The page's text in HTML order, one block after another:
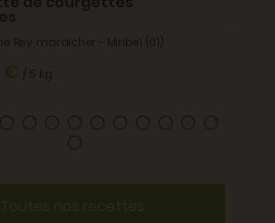
Toutes nos recettes